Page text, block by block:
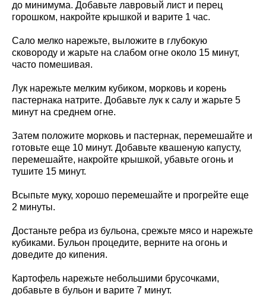
до минимума. Добавьте лавровый лист и перец
горошком, накройте крышкой и варите 1 час.
Сало мелко нарежьте, выложите в глубокую
сковороду и жарьте на слабом огне около 15 минут,
часто помешивая.
Лук нарежьте мелким кубиком, морковь и корень
пастернака натрите. Добавьте лук к салу и жарьте 5
минут на среднем огне.
Затем положите морковь и пастернак, перемешайте и
готовьте еще 10 минут. Добавьте квашеную капусту,
перемешайте, накройте крышкой, убавьте огонь и
тушите 15 минут.
Всыпьте муку, хорошо перемешайте и прогрейте еще
2 минуты.
Достаньте ребра из бульона, срежьте мясо и нарежьте
кубиками. Бульон процедите, верните на огонь и
доведите до кипения.
Картофель нарежьте небольшими брусочками,
добавьте в бульон и варите 7 минут.